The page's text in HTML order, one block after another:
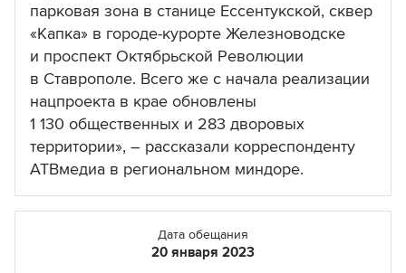
парковая зона в станице Ессентукской, сквер
«Капка» в городе-курорте Железноводске
и проспект Октябрьской Революции
в Ставрополе. Всего же с начала реализации
нацпроекта в крае обновлены
1 130 общественных и 283 дворовых
территории», – рассказали корреспонденту
АТВмедиа в региональном миндоре.
Дата обещания
20 января 2023